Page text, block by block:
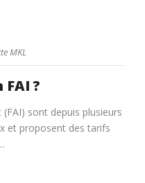
MKL
?
(FAI) sont depuis plusieurs
et proposent des tarifs